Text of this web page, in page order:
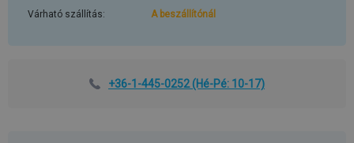
Várható szállítás: A beszállítónál
+36-1-445-0252(Hé-Pé: 10-17)